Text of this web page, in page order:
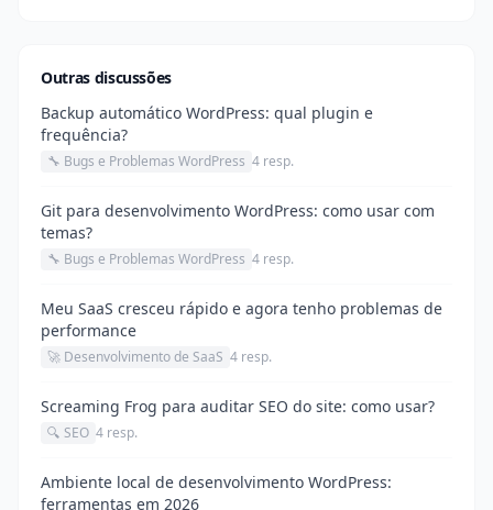
Outras discussões
Backup automático WordPress: qual plugin e
frequência?
🔧 Bugs e Problemas WordPress 4 resp.
Git para desenvolvimento WordPress: como usar com
temas?
🔧 Bugs e Problemas WordPress 4 resp.
Meu SaaS cresceu rápido e agora tenho problemas de
performance
🚀 Desenvolvimento de SaaS 4 resp.
Screaming Frog para auditar SEO do site: como usar?
🔍 SEO 4 resp.
Ambiente local de desenvolvimento WordPress:
ferramentas em 2026